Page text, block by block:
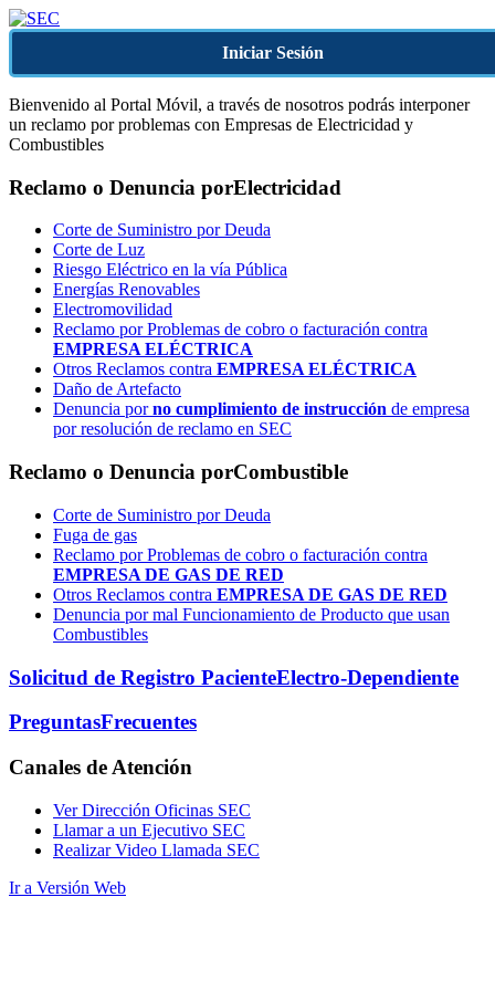
Iniciar Sesión
Bienvenido al Portal Móvil, a través de nosotros podrás interponer
un reclamo por problemas con Empresas de Electricidad y
Combustibles
Reclamo o Denuncia porElectricidad
Corte de Suministro por Deuda
Corte de Luz
Riesgo Eléctrico en la vía Pública
Energías Renovables
Electromovilidad
Reclamo por Problemas de cobro o facturación contra
EMPRESA ELÉCTRICA
Otros Reclamos contra EMPRESA ELÉCTRICA
Daño de Artefacto
Denuncia porno cumplimiento de instrucción de empresa
por resolución de reclamo en SEC
Reclamo o Denuncia porCombustible
Corte de Suministro por Deuda
Fuga de gas
Reclamo por Problemas de cobro o facturación contra
EMPRESA DE GAS DE RED
Otros Reclamos contra EMPRESA DE GAS DE RED
Denuncia por mal Funcionamiento de Producto que usan
Combustibles
Solicitud de Registro PacienteElectro-Dependiente
PreguntasFrecuentes
Canales de Atención
Ver Dirección Oficinas SEC
Llamar a un Ejecutivo SEC
Realizar Video Llamada SEC
Ir a Versión Web